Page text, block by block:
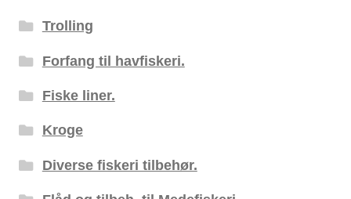
Trolling
Forfang til havfiskeri.
Fiske liner.
Kroge
Diverse fiskeri tilbehør.